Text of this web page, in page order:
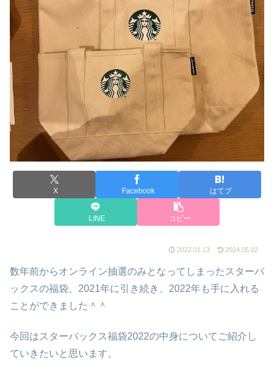
X Facebook はてブ
LINE コピー
2022.01.13 2024.05.02
数年前からオンライン抽選のみとなってしまったスターバ
ックスの福袋、2021年に引き続き、2022年も手に入れる
ことができました＾＾
今回はスターバックス福袋2022の中身についてご紹介し
ていきたいと思います。